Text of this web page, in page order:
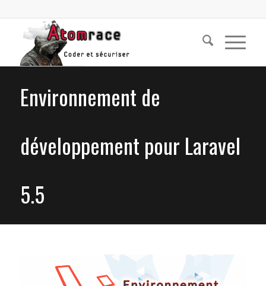
Environnement de
développement pour Laravel
5.5